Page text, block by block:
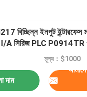
বিচ্ছিন্ন ইনপুট ইন্টারফেস
I/A সিরিজ PLC P0914TR
মূল্য：$1000
দাম